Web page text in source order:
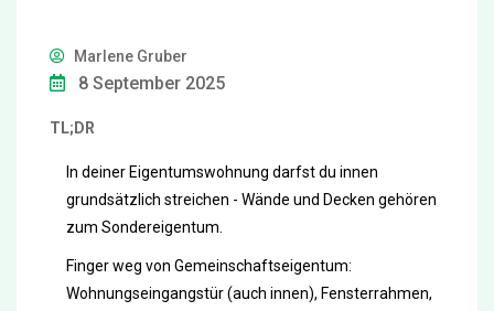
Marlene Gruber
8 September 2025
TL;DR
In deiner Eigentumswohnung darfst du innen
grundsätzlich streichen - Wände und Decken gehören
zum Sondereigentum.
Finger weg von Gemeinschaftseigentum:
Wohnungseingangstür (auch innen), Fensterrahmen,